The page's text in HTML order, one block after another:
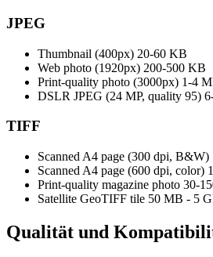
JPEG
Thumbnail (400px) 20-60 KB
Web photo (1920px) 200-500 KB
Print-quality photo (3000px) 1-4
DSLR JPEG (24 MP, quality 95)
TIFF
Scanned A4 page (300 dpi, B&W)
Scanned A4 page (600 dpi, color)
Print-quality magazine photo 30-
Satellite GeoTIFF tile 50 MB - 5
Qualität und